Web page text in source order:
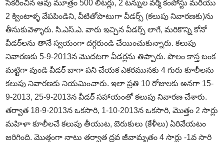
సేకరించిన ఆవు మూత్రం 500 లీటర్లు, 2 టన్నుల వర్మీ కంపోస్టు మరియు
2 క్వింటాళ్ళ వేపపిండిని, వీటితోపాటుగా వీడర్స్ (కలుపు నివారణకు)ను
తీసుకువెళ్ళారు. సి.ఎస్.ఎ. వారు ఇచ్చిన వీడర్స్ లాగే, మరికొన్ని కోనో
వీడర్లను తానే స్వయంగా దగ్గరుండి చేయించుకున్నారు. కలుపు
నివారణకు 5-9-2013న మొదటగా వీడర్లను తిప్పారు. పొలం కాస్త బంక
మట్టిగా వుండి వీడర్ బాగా పని చేయక ఎకరమునకు 4 గురు కూలీలను
కలుపు నివారణకు నియమించారు. ఇలా ప్రతి 10 రోజులకు అనగా 15-
9-2013, 25-9-2013న వీడర్ సహాయంతో కలుపు నివారణ చేశారు.
తర్వాత 18-9-2013న ఒకసారి, 1-10-2013న ఒకసారి, మొత్తం 2 సార్లు
మహిళా కూలీలచే కలుపు తీయుట, బెరుకులు (కేళీలు) ఏరివేయటం
జరిగింది. మొత్తంగా నాటు తర్వాత ద్రవ జీవామృతం 4 సార్లు -1వ సారి